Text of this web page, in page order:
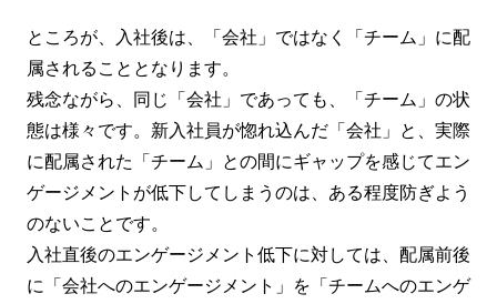
ところが、入社後は、「会社」ではなく「チーム」に配
属されることとなります。
残念ながら、同じ「会社」であっても、「チーム」の状
態は様々です。新入社員が惚れ込んだ「会社」と、実際
に配属された「チーム」との間にギャップを感じてエン
ゲージメントが低下してしまうのは、ある程度防ぎよう
のないことです。
入社直後のエンゲージメント低下に対しては、配属前後
に「会社へのエンゲージメント」を「チームへのエンゲ